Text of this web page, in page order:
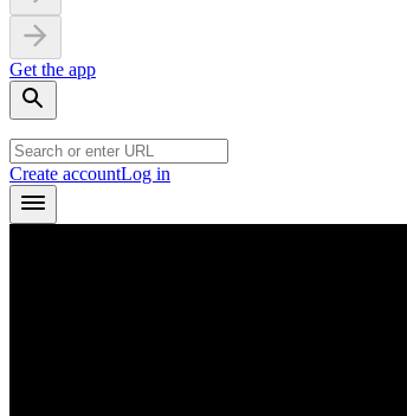
Get the app
Create accountLog in